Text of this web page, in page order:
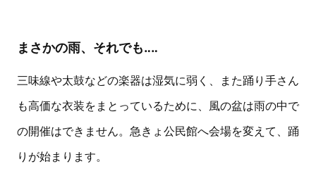
まさかの雨、それでも‥‥
三味線や太鼓などの楽器は湿気に弱く、また踊り手さん
も高価な衣装をまとっているために、風の盆は雨の中で
の開催はできません。急きょ公民館へ会場を変えて、踊
りが始まります。